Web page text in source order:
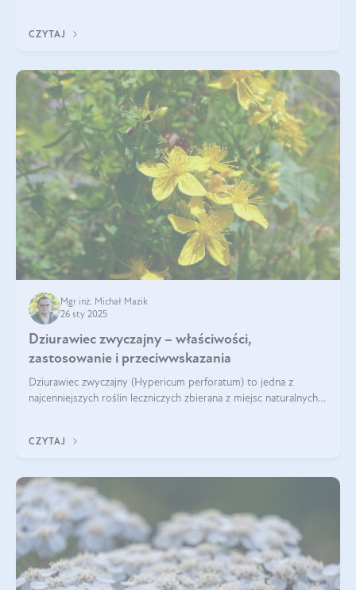
CZYTAJ
Mgr inż. Michał Mazik
26 sty 2025
Dziurawiec zwyczajny – właściwości,
zastosowanie i przeciwwskazania
Dziurawiec zwyczajny (Hypericum perforatum) to jedna z
najcenniejszych roślin leczniczych zbierana z miejsc naturalnych i
CZYTAJ